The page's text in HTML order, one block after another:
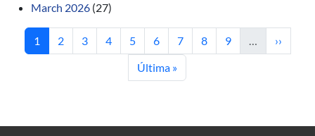
March 2026 (27)
Current page
1 Page
2 Page
3 Page
4 Page
5 Page
6 Page
7 Page
8 Page
9 … Next
››
Last page
Última »